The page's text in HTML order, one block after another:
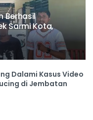
Berhasil
Sarmi Kota,
Dalami Kasus Video
di Jembatan